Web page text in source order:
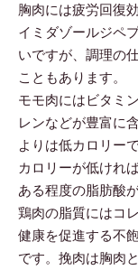
胸肉には疲労回復
イミダゾールジペ
いですが、調理の
こともあります。
モモ肉にはビタミ
レンなどが豊富に
よりは低カロリーで
カロリーが低けれ
ある程度の脂肪酸
鶏肉の脂質にはコ
健康を促進する不
です。挽肉は胸肉